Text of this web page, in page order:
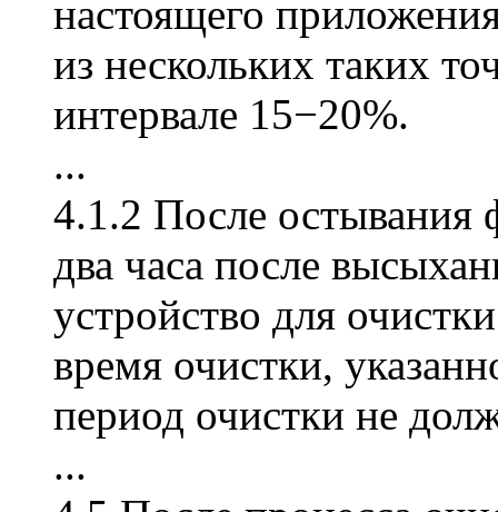
настоящего
из нескольких таких
интервале 15−20%.
...
4.1.2 После остывания
два часа после
устройство для
время очистки,
период очистки не
...